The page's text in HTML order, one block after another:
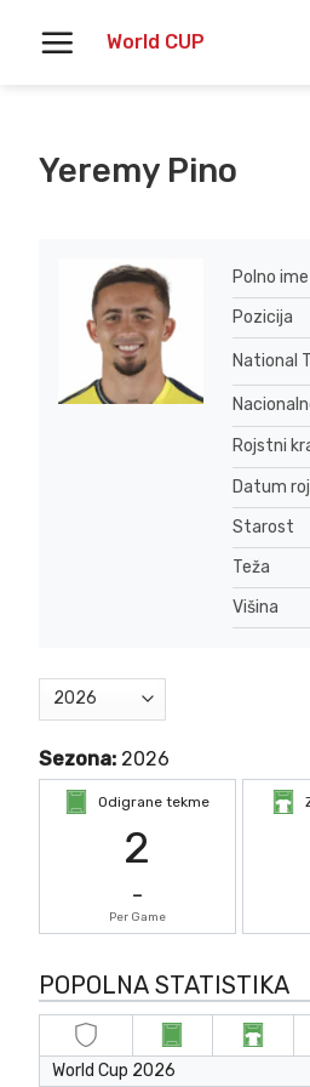
World CUP
Yeremy Pino
Polno ime
Pozicija
National
Rojstni
Datum
Starost
Teža
Višina
Sezona: 2026
Odigrane tekme
2
-
Per Game
POPOLNA STATISTIKA
World Cup 2026